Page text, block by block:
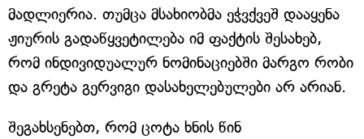
მადლიერია. თუმცა მსახიობმა ეჭვქვეშ დააყენა
ჟიურის გადაწყვეტილება იმ ფაქტის შესახებ,
რომ ინდივიდუალურ ნომინაციებში მარგო რობი
და გრეტა გერვიგი დასახელებულები არ არიან.
შეგახსენებთ, რომ ცოტა ხნის წინ